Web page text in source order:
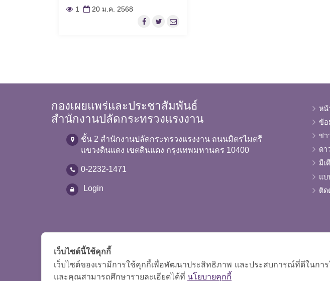
1 20 ม.ค. 2568
กองเผยแพร่และประชาสัมพันธ์
สำนักงานปลัดกระทรวงแรงงาน
ชั้น 2 สำนักงานปลัดกระทรวงแรงงาน ถนนมิตรไมตรี
แขวงดินแดง เขตดินแดง กรุงเทพมหานคร 10400
0-2232-1471
Login
หน้
ข้อ
ข่า
ดา
มีเ
แบ
ติด
เว็บไซต์นี้ใช้คุกกี้
เว็บไซต์ของเรามีการใช้คุกกี้เพื่อพัฒนาประสิทธิภาพ และประสบการณ์ที่ดีในก
และคุณสามารถศึกษารายละเอียดได้ที่ นโยบายคุกกี้